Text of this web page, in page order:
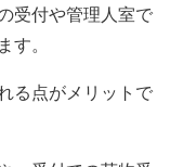
受付や管理人室で
。
る点がメリットで